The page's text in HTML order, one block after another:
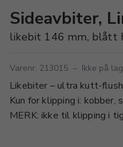
Sideavbiter,
likebit 146 mm, blått
Varenr. 213015 – Ikke på
Likebiter – ultra kutt-
Kun for klipping i: kobber,
MERK: ikke til klipping i